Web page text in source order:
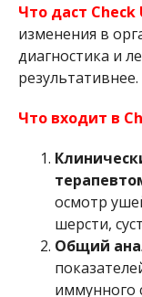
Что даст Check
изменения в
диагностика и
результативнее.
Что входит в
осмотр
шерсти,
Общий
иммунного